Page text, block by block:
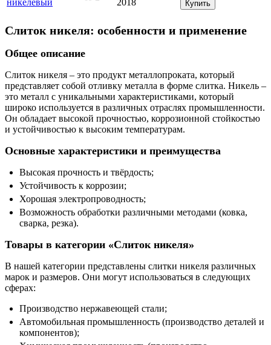
никелевый
2018
Купить
Слиток никеля: особенности и применение
Общее описание
Слиток никеля – это продукт металлопроката, который
представляет собой отливку металла в форме слитка. Никель –
это металл с уникальными характеристиками, который
широко используется в различных отраслях промышленности.
Он обладает высокой прочностью, коррозионной стойкостью
и устойчивостью к высоким температурам.
Основные характеристики и преимущества
Высокая прочность и твёрдость;
Устойчивость к коррозии;
Хорошая электропроводность;
Возможность обработки различными методами (ковка,
сварка, резка).
Товары в категории «Слиток никеля»
В нашей категории представлены слитки никеля различных
марок и размеров. Они могут использоваться в следующих
сферах:
Производство нержавеющей стали;
Автомобильная промышленность (производство деталей и
компонентов);